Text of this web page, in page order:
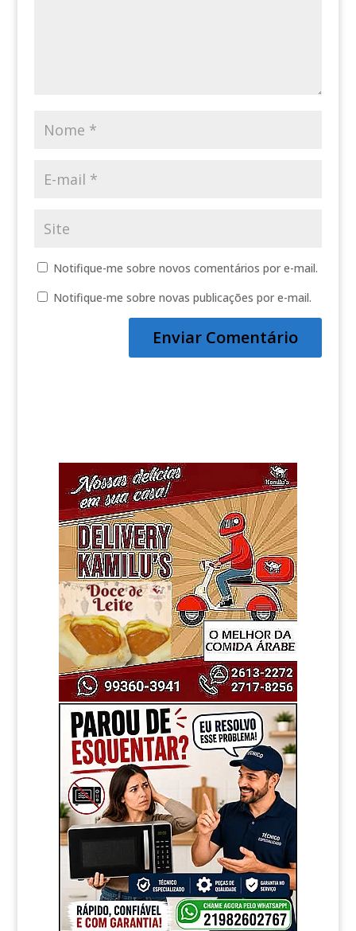
Notifique-me sobre novos comentários por e-mail.
Notifique-me sobre novas publicações por e-mail.